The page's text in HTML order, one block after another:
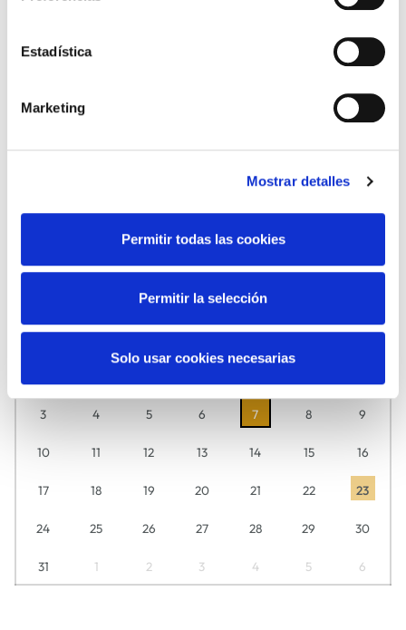
preferencias.
Estadística
Marketing
Mostrar detalles
Permitir todas las cookies
Permitir la selección
Solo usar cookies necesarias
DANZA
MÚSICA TEATRO
Agosto2026
Descubre aquí día a día lo que tenemos preparado para ti.
L M M J V S D
3 4 5 6 7 8 9
10 11 12 13 14 15 16
17 18 19 20 21 22 23
24 25 26 27 28 29 30
31 1 2 3 4 5 6